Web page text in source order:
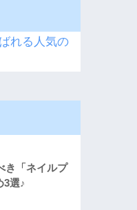
れる人気の
き「ネイルプ
3選♪